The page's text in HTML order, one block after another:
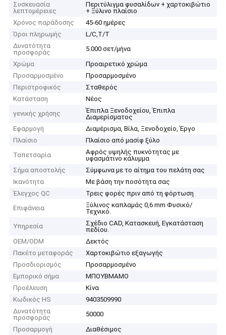
Συσκευασία
λεπτομέρειες
Περιτύλιγμα φυσαλίδων + χαρτοκιβώτιο
+ Ξύλινο πλαίσιο
Χρόνος παράδοσης
45-60 ημέρες
Όροι πληρωμής
L/C,T/T
Δυνατότητα
προσφοράς
5.000 σετ/μήνα
Χρώμα
Προαιρετικό χρώμα
Προσαρμοσμένο
Προσαρμοσμένο
Περιστροφικός
Σταθερός
Κατάσταση
Νέος
γενικής χρήσης
Έπιπλα Ξενοδοχείου, Έπιπλα
Διαμερίσματος
Εφαρμογή
Διαμέρισμα, Βίλα, Ξενοδοχείο, Έργο
Πλαίσιο
Πλαίσιο από μασίφ ξύλο
Ταπετσαρία
Αφρός υψηλής πυκνότητας με
υφασμάτινο κάλυμμα
Σήμα αποστολής
Σύμφωνα με το αίτημα του πελάτη σας
Ικανότητα
Με βάση την ποσότητα σας
Έλεγχος QC
Τρεις φορές πριν από τη φόρτωση
Επιφάνεια
Ξύλινος καπλαμάς 0,6 mm Φυσικό/
Τεχνικό.
Υπηρεσία
Σχέδιο CAD, Κατασκευή, Εγκατάσταση
πεδίου.
OEM/ODM
Δεκτός
Πακέτο μεταφοράς
Χαρτοκιβώτιο εξαγωγής
Προσδιορισμός
Προσαρμοσμένο
Εμπορικό σήμα
ΜΠΟΥΒΜΑΜΟ
Προέλευση
Κίνα
Κωδικός HS
9403509990
Δυνατότητα
προσφοράς
50000
Προσαρμογή
Διαθέσιμος